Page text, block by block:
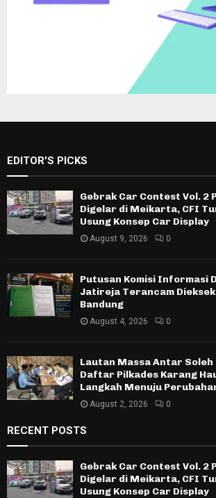
EDITOR'S PICKS
Gebrak Car Contest Vol. 2
Digelar di Meikarta, CFI
Usung Konsep Car Display
August 9, 2026 0
Putusan Komisi Informasi
Jatireja Terancam
Bandung
August 4, 2026 0
Lautan Massa Antar Soleh
Daftar Pilkades Karang
Langkah Menuju
August 2, 2026 0
RECENT POSTS
Gebrak Car Contest Vol. 2
Digelar di Meikarta, CFI
Usung Konsep Car Display